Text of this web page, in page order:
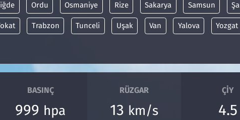
Ordu Osmaniye Rize Sakarya Samsun
Trabzon Tunceli Uşak Van Yalova Yozgat
BASINÇ
999 hpa
RÜZGAR
13 km/s
ÇIY
4.5